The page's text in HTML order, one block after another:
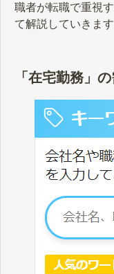
職者が転職で重視
て解説していきます
「在宅勤務」